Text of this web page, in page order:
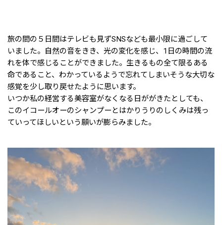
旅の間の５日間はテレビも見ずSNSなども最小限に過ごして
いました。自然の音をきき、光の変化を感じ、1日の時間の流
れを体で感じることができました。生きるもの全て限るある
命であること、わかっているようで忘れてしまいそうな大切な
感覚を少し取り戻せたように思います。
いつか私の経営する美容室がなくなる日ががきたとしても、
このイコールオーのシャンプーとはかりうりのしくみは残っ
ていってほしいという願いが膨らみました。